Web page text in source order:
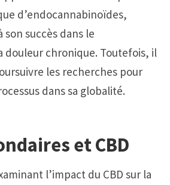
d’endocannabinoïdes,
succès dans le
douleur chronique. Toutefois, il
les recherches pour
dans sa globalité.
et CBD
l’impact du CBD sur la